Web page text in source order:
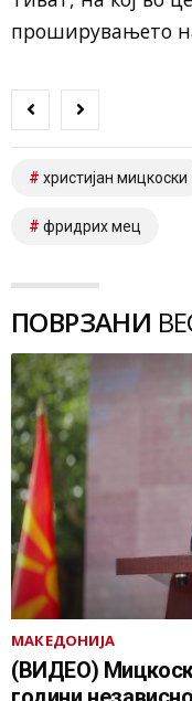
проширувањето
христијан мицкоски
фридрих мец
ПОВРЗАНИ
МАКЕДОНИЈА
(ВИДЕО)